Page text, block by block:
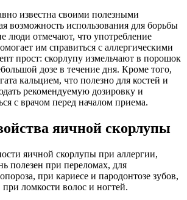
известна своими полезными
возможность использования для борьбы
люди отмечают, что употребление
им справиться с аллергическими
прост: скорлупу измельчают в порошок
дозе в течение дня. Кроме того,
кальцием, что полезно для костей и
рекомендуемую дозировку и
с врачом перед началом приема.
яичной скорлупы
яичной скорлупы при аллергии,
полезен при переломах, для
при кариесе и пародонтозе зубов,
при ломкости волос и ногтей.